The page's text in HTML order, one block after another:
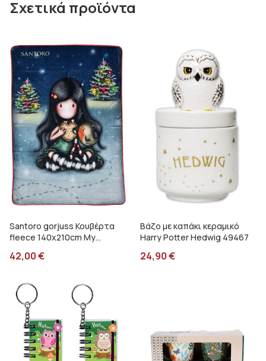
Σχετικά προϊόντα
Santoro gorjuss Κουβέρτα
fleece 140x210cm My
42,00€
Βάζο με καπάκι κεραμικό
Harry Potter Hedwig 49467
24,90€